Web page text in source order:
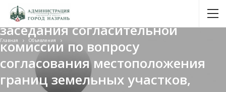
Главная Объявления
Извещение о проведении
заседания согласительной
комиссии по вопросу
согласования местоположения
границ земельных участков,